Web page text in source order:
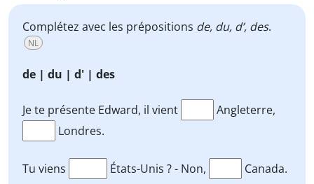
Complétez avec les prépositions de, du, d’, des.
NL
de | du | d' | des
Je te présente Edward, il vient
Angleterre,
Londres.
Tu viens États-Unis ? - Non, Canada.